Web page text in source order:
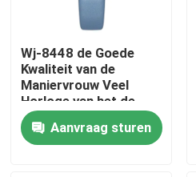
Huis
Wj-8448 de Goede
Kwaliteit van de
Maniervrouw Veel
Horloge van het de
Vrouwenleer van de
Kleuren Wit Band
Aanvraag sturen